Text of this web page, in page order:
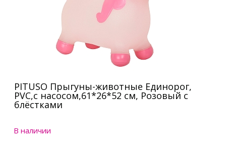
PITUSO Прыгуны-животные Единорог,
PVC,с насосом,61*26*52 см, Розовый с
блёстками
В наличии